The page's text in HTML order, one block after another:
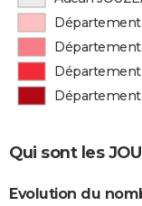
Département
Département
Département
Département
Qui sont les
Evolution du